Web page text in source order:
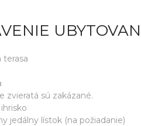
terasa
zvieratá sú zakázané.
jedálny lístok (na požiadanie)